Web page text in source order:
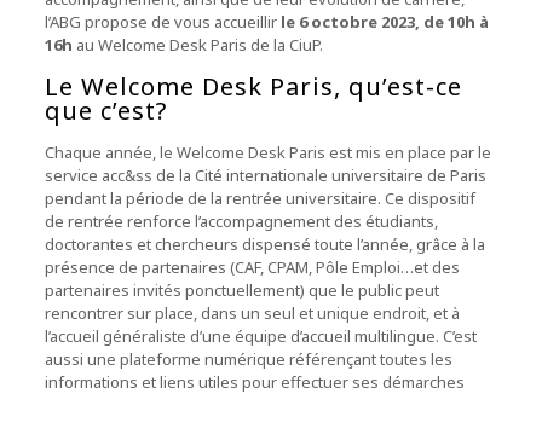
l’ABG propose de vous accueillir le 6 octobre 2023, de 10h à
16h au Welcome Desk Paris de la CiuP.
Le Welcome Desk Paris, qu’est-ce
que c’est?
Chaque année, le Welcome Desk Paris est mis en place par le
service acc&ss de la Cité internationale universitaire de Paris
pendant la période de la rentrée universitaire. Ce dispositif
de rentrée renforce l’accompagnement des étudiants,
doctorantes et chercheurs dispensé toute l’année, grâce à la
présence de partenaires (CAF, CPAM, Pôle Emploi…et des
partenaires invités ponctuellement) que le public peut
rencontrer sur place, dans un seul et unique endroit, et à
l’accueil généraliste d’une équipe d’accueil multilingue. C’est
aussi une plateforme numérique référençant toutes les
informations et liens utiles pour effectuer ses démarches